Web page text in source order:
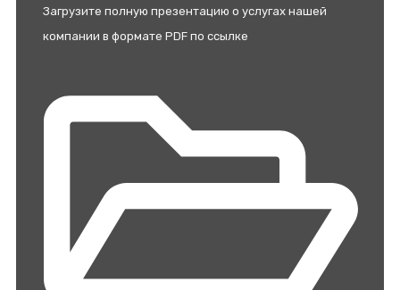
Загрузите полную презентацию о услугах нашей
компании в формате PDF по ссылке